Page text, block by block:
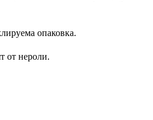
опаковка.
от нероли.